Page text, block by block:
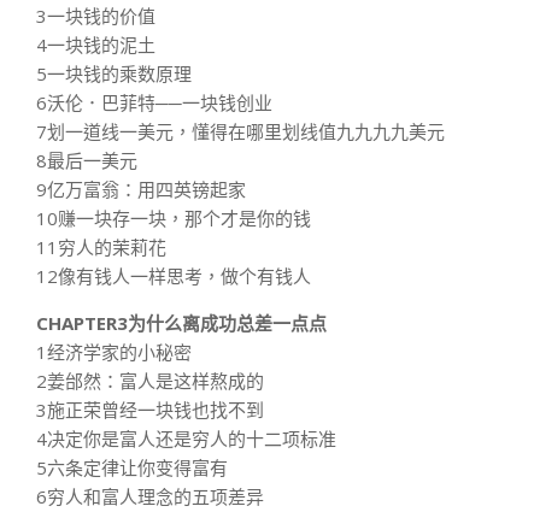
3一块钱的价值
4一块钱的泥土
5一块钱的乘数原理
6沃伦．巴菲特──一块钱创业
7划一道线一美元，懂得在哪里划线值九九九九美元
8最后一美元
9亿万富翁：用四英镑起家
10赚一块存一块，那个才是你的钱
11穷人的茉莉花
12像有钱人一样思考，做个有钱人
CHAPTER3为什么离成功总差一点点
1经济学家的小秘密
2姜邰然：富人是这样熬成的
3施正荣曾经一块钱也找不到
4决定你是富人还是穷人的十二项标准
5六条定律让你变得富有
6穷人和富人理念的五项差异